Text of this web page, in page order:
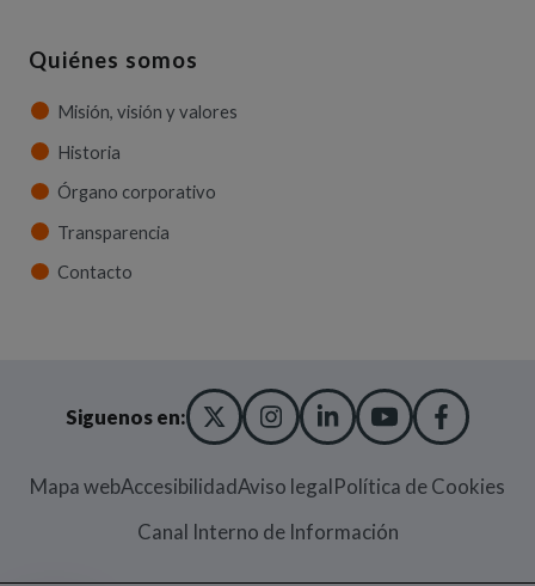
Quiénes somos
Misión, visión y valores
Historia
Órgano corporativo
Transparencia
Contacto
Siguenos en: X TWITTER
(ABRE EN NUEVA
INSTAGRAM
(ABRE EN NUEVA
LINKEDIN
(ABRE EN
YOUTUBE
(ABRE EN
Mapa webAccesibilidadAviso legalPolítica de Cookies
Canal Interno de Información(Abre en